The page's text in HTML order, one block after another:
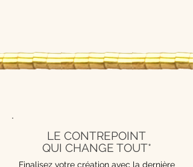
LE CONTREPOINT
QUI CHANGE TOUT*
Finalisez votre création avec la dernière